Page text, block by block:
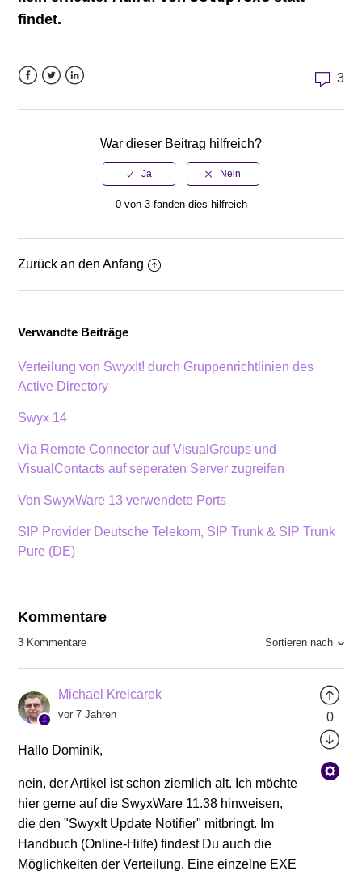
findet.
3
War dieser Beitrag hilfreich?
0 von 3 fanden dies hilfreich
Zurück an den Anfang
Verwandte Beiträge
Verteilung von SwyxIt! durch Gruppenrichtlinien des
Active Directory
Swyx 14
Via Remote Connector auf VisualGroups und
VisualContacts auf seperaten Server zugreifen
Von SwyxWare 13 verwendete Ports
SIP Provider Deutsche Telekom, SIP Trunk & SIP Trunk
Pure (DE)
Kommentare
3 Kommentare Sortieren nach
Michael Kreicarek
vor 7 Jahren
Hallo Dominik,
nein, der Artikel ist schon ziemlich alt. Ich möchte
hier gerne auf die SwyxWare 11.38 hinweisen,
die den "SwyxIt Update Notifier" mitbringt. Im
Handbuch (Online-Hilfe) findest Du auch die
Möglichkeiten der Verteilung. Eine einzelne EXE
0